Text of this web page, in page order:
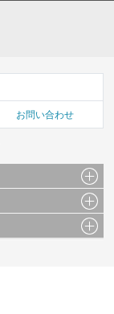
お問い合わせ
ータ等）及びこれらの配
を行うことは固く禁じて
れた見解・感想です。
さい。
ツや広告の表示、ソー